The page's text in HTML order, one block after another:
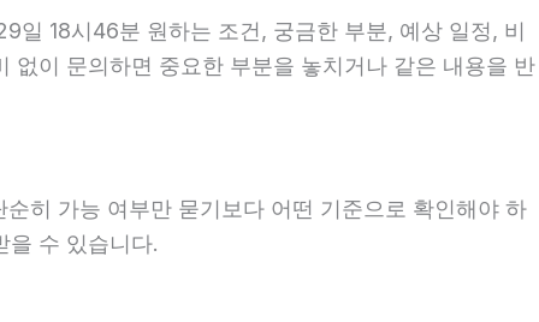
일 18시46분 원하는 조건, 궁금한 부분, 예상 일정, 비
없이 문의하면 중요한 부분을 놓치거나 같은 내용을 반
히 가능 여부만 묻기보다 어떤 기준으로 확인해야 하
을 수 있습니다.